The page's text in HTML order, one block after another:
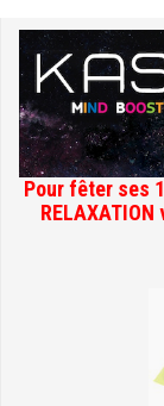
Pour fêter ses